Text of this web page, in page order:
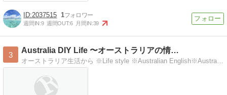
2037515 1
週間IN:9 週間OUT:6 月間IN:39
3
Australia DIY Life 〜オーストラリアの情…
オーストラリア生活から ※Life style ※Australian English※Australin Information